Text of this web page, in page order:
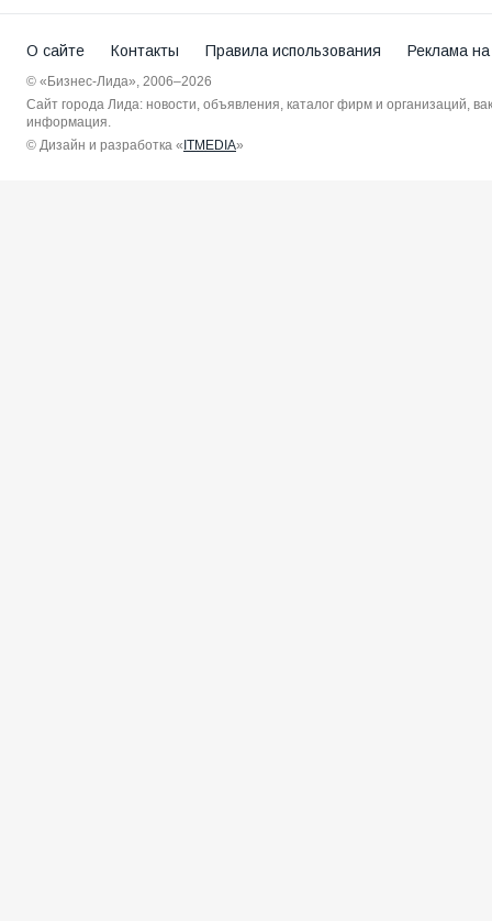
О сайте Контакты Правила использования Реклама
© «Бизнес-Лида», 2006–2026
Сайт города Лида: новости, объявления, каталог фирм и организаций,
информация.
© Дизайн и разработка « ITMEDIA»